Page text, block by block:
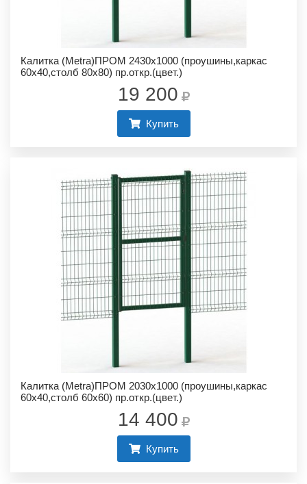
Калитка (Metra)ПРОМ 2430х1000 (проушины,каркас
60х40,столб 80х80) пр.откр.(цвет.)
19 200
Купить
Калитка (Metra)ПРОМ 2030х1000 (проушины,каркас
60х40,столб 60х60) пр.откр.(цвет.)
14 400
Купить